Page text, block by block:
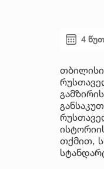
4
თქმით,